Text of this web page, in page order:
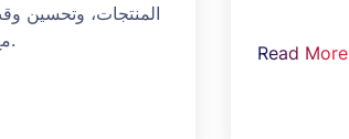
المنتجات، وتحسين
مع تقليل العمالة وتوفير التكاليف.
Read More